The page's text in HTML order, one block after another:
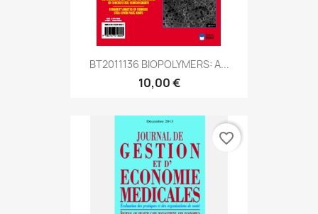
BT2011136 BIOPOLYMERS: A...
10,00 €
favorite_border